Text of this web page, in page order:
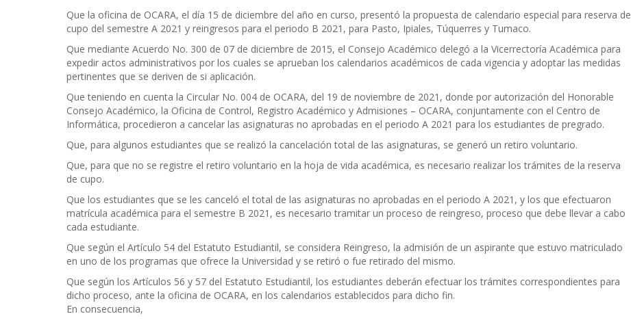
Que la oficina de OCARA, el día 15 de diciembre del año en curso, presentó la propuesta de calendario especial para reserva de
cupo del semestre A 2021 y reingresos para el periodo B 2021, para Pasto, Ipiales, Túquerres y Tumaco.
Que mediante Acuerdo No. 300 de 07 de diciembre de 2015, el Consejo Académico delegó a la Vicerrectoría Académica para
expedir actos administrativos por los cuales se aprueban los calendarios académicos de cada vigencia y adoptar las medidas
pertinentes que se deriven de si aplicación.
Que teniendo en cuenta la Circular No. 004 de OCARA, del 19 de noviembre de 2021, donde por autorización del Honorable
Consejo Académico, la Oficina de Control, Registro Académico y Admisiones – OCARA, conjuntamente con el Centro de
Informática, procedieron a cancelar las asignaturas no aprobadas en el periodo A 2021 para los estudiantes de pregrado.
Que, para algunos estudiantes que se realizó la cancelación total de las asignaturas, se generó un retiro voluntario.
Que, para que no se registre el retiro voluntario en la hoja de vida académica, es necesario realizar los trámites de la reserva
de cupo.
Que los estudiantes que se les canceló el total de las asignaturas no aprobadas en el periodo A 2021, y los que efectuaron
matrícula académica para el semestre B 2021, es necesario tramitar un proceso de reingreso, proceso que debe llevar a cabo
cada estudiante.
Que según el Artículo 54 del Estatuto Estudiantil, se considera Reingreso, la admisión de un aspirante que estuvo matriculado
en uno de los programas que ofrece la Universidad y se retiró o fue retirado del mismo.
Que según los Artículos 56 y 57 del Estatuto Estudiantil, los estudiantes deberán efectuar los trámites correspondientes para
dicho proceso, ante la oficina de OCARA, en los calendarios establecidos para dicho fin.
En consecuencia,